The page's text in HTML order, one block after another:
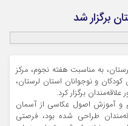
برگزار شد
به مناسبت هفته نجوم، مرکز
و نوجوانان استان لرستان،
برگزار کرد.
آموزش اصول عکاسی از آسمان
طراحی شده بود، فرصتی